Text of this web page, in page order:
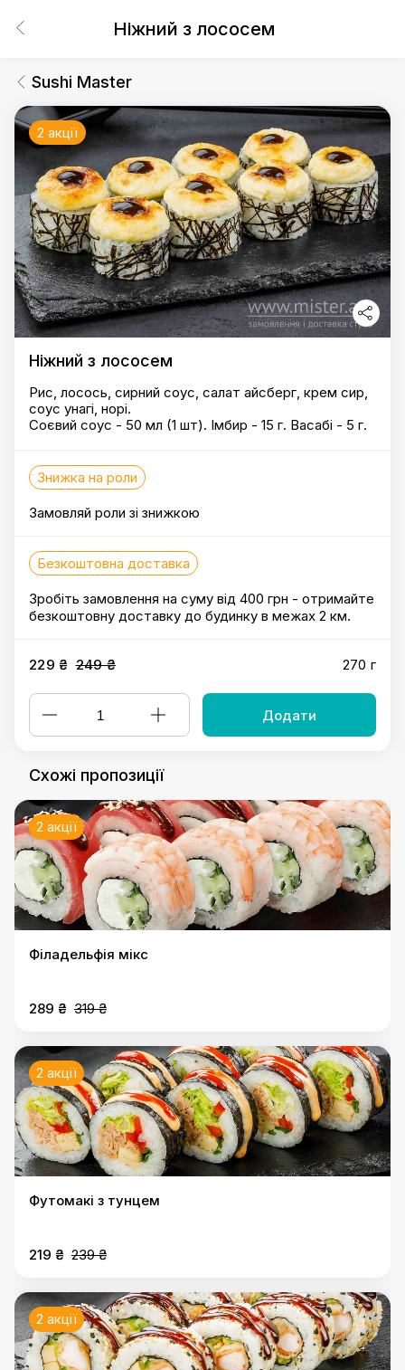
Ніжний з лососем
Sushi Master
2 акції
Ніжний з лососем
Рис, лосось, сирний соус, салат айсберг, крем сир,
соус унагі, норі.
Соєвий соус - 50 мл (1 шт). Імбир - 15 г. Васабі - 5 г.
Знижка на роли
Замовляй роли зі знижкою
Безкоштовна доставка
Зробіть замовлення на суму від 400 грн - отримайте
безкоштовну доставку до будинку в межах 2 км.
229 ₴ 249 ₴ 270 г
Додати
Схожі пропозиції
2 акції
Філадельфія мікс
289 ₴ 319 ₴
2 акції
Футомакі з тунцем
219 ₴ 239 ₴
2 акції